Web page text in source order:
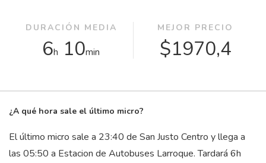
DURACIÓN MEDIA
6h 10min
MEJOR PRECIO
$1970,4
¿A qué hora sale el último micro?
El último micro sale a 23:40 de San Justo Centro y llega a
las 05:50 a Estacion de Autobuses Larroque. Tardará 6h